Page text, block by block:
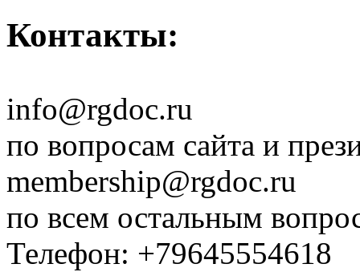
Контакты:
info@rgdoc.ru
по вопросам сайта и
membership@rgdoc.ru
по всем остальным
Телефон: +79645554618